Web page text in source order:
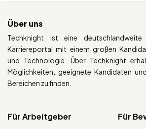
Über uns
Techknight ist eine
Karriereportal mit einem großen
und Technologie. Über Techknight
Möglichkeiten, geeignete Kandidaten
Bereichen zu finden.
Für Arbeitgeber Für